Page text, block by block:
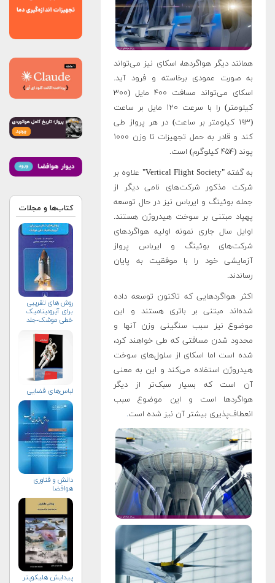
همانند دیگر هواگردها، اسکای نیز می‌تواند
به صورت عمودی برخاسته و فرود آید.
اسکای می‌تواند مسافت ۴۰۰ مایل (۳۰۰
کیلومتر) را با سرعت ۱۲۰ مایل بر ساعت
(۱۹۳ کیلومتر بر ساعت) در هر پرواز طی
کند و قادر به حمل تجهیزات تا وزن ۱۰۰۰
پوند (۴۵۴ کیلوگرم) است.
به گفته "Vertical Flight Society" علاوه بر
شرکت مذکور شرکت‌های نامی دیگر از
جمله بوئینگ و ایرباس نیز در حال توسعه
پهپاد مبتنی بر سوخت هیدروژن هستند.
اوایل سال جاری نمونه اولیه هواگردهای
شرکت‌های بوئینگ و ایرباس پرواز
آزمایشی خود را با موفقیت به پایان
رساندند.
اکثر هواگردهایی که تاکنون توسعه داده
شده‌اند مبتنی بر باتری هستند و این
موضوع نیز سبب سنگینی وزن آنها و
محدود شدن مسافتی که طی خواهند کرد،
شده است اما اسکای از سلول‌های سوخت
هیدروژن استفاده می‌کند و این به معنی
آن است که بسیار سبک‌تر از دیگر
هواگردها است و این موضوع سبب
انعطاف‌پذیری بیشتر آن نیز شده است.
کتاب‌ها و مجلات
روش های تقریبی
برای آیرودینامیک
خطی موشک-جلد
لباس‌های فضایی
دانش و فناوری
هوافضا
پیدایش هلیکوپتر